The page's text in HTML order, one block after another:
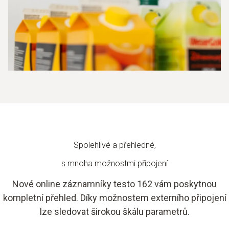
Spolehlivé a přehledné,
s mnoha možnostmi připojení
Nové online záznamníky testo 162 vám poskytnou
kompletní přehled. Díky možnostem externího připojení
lze sledovat širokou škálu parametrů.